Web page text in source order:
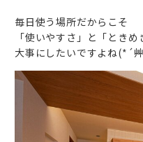
毎日使う場所だからこそ
「使いやすさ」と「ときめ
大事にしたいですよね(*´